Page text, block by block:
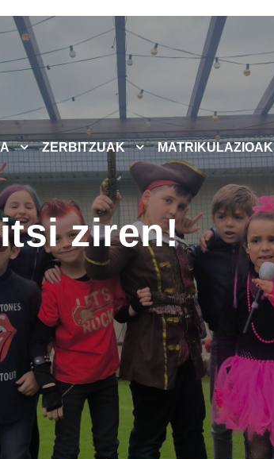
ZERBITZUAK MATRIKULAZIOAK
ziren!